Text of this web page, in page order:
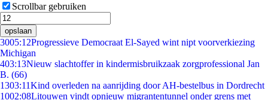
Scrollbar gebruiken
opslaan
3005:12Progressieve Democraat El-Sayed wint nipt voorverkiezing
Michigan
403:13Nieuw slachtoffer in kindermisbruikzaak zorgprofessional Jan
B. (66)
1303:11Kind overleden na aanrijding door AH-bestelbus in Dordrecht
1002:08Litouwen vindt opnieuw migrantentunnel onder grens met